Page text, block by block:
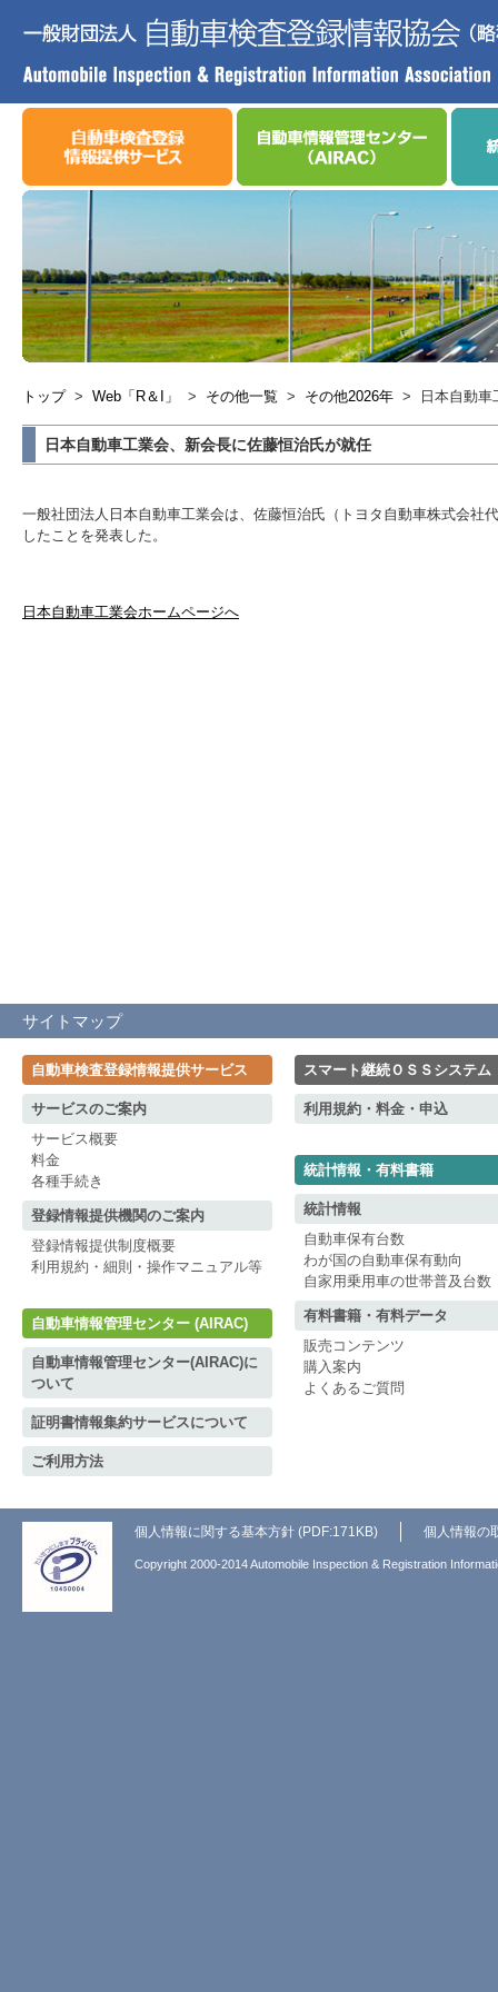
トップ > Web「R＆I」 > その他一覧 > その他2026年 > 日本自動
日本自動車工業会、新会長に佐藤恒治氏が就任
一般社団法人日本自動車工業会は、佐藤恒治氏（トヨタ自動車株式会社
したことを発表した。
日本自動車工業会ホームページへ
サイトマップ
自動車検査登録情報提供サービス
サービスのご案内
サービス概要
料金
各種手続き
登録情報提供機関のご案内
登録情報提供制度概要
利用規約・細則・操作マニュアル等
自動車情報管理センター (AIRAC)
自動車情報管理センター(AIRAC)に
ついて
証明書情報集約サービスについて
ご利用方法
スマート継続ＯＳＳシステム
利用規約・料金・申込
統計情報・有料書籍
統計情報
自動車保有台数
わが国の自動車保有動向
自家用乗用車の世帯普及台数
有料書籍・有料データ
販売コンテンツ
購入案内
よくあるご質問
個人情報に関する基本方針 (PDF:171KB) 個人情報の
Copyright 2000-2014 Automobile Inspection & Registration